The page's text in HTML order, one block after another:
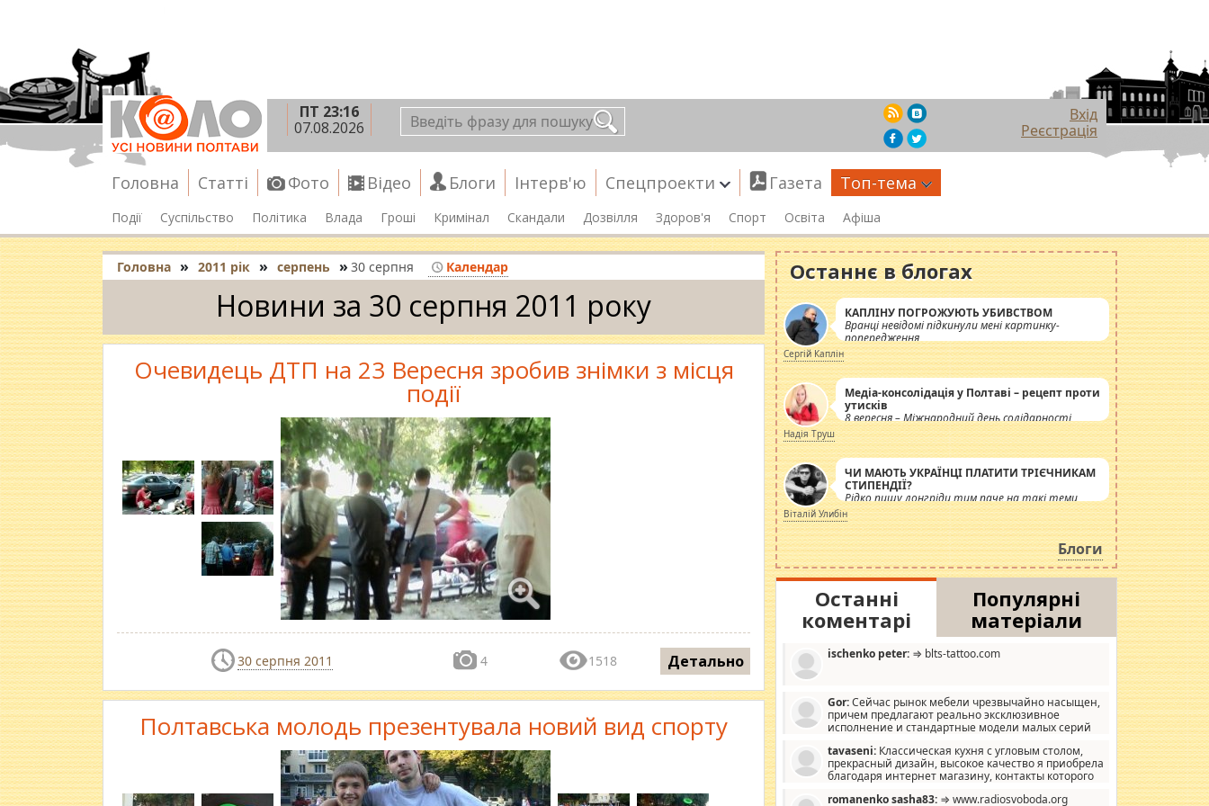
ПТ 23:16
07.08.2026
Вхід
Реєстрація
Головна Статті Фото Відео Блоги Інтерв'ю Спецпроекти Газета Топ-тема
Події Суспільство Політика Влада Гроші Кримінал Скандали Дозвілля Здоров'я Спорт Освіта Афіша
Головна » 2011 рік » серпень » 30 серпня Календар
Новини за 30 серпня 2011 року
Очевидець ДТП на 23 Вересня зробив знімки з місця
події
30 серпня 2011 4 1518 Детально
Полтавська молодь презентувала новий вид спорту
Останнє в блогах
КАПЛІНУ ПОГРОЖУЮТЬ УБИВСТВОМ
Вранці невідомі підкинули мені картинку-
попередження
Сергій Каплін
Медіа-консолідація у Полтаві – рецепт проти
утисків
8 вересня – Міжнародний день солідарності
журналістів.
Надія Труш
ЧИ МАЮТЬ УКРАЇНЦІ ПЛАТИТИ ТРІЄЧНИКАМ
СТИПЕНДІЇ?
Рідко пишу лонгріди тим паче на такі теми,
але вже просто дістало! Обурюють сьогоднішні
інсенуації навколо стипендіального питання.
Штучно роздувається ще одна соціальна
катастрофа.
Віталій Улибін
Блоги
Останні
коментарі
Популярні
матеріали
ischenko peter: ⇒ blts-tattoo.com
Gor:Сейчас рынок мебели чрезвычайно насыщен,
причем предлагают реально эксклюзивное
исполнение и стандартные модели малых серий
дизайну, мало походит на стандартные формы, в MebelOk,
креативненько и что главное - со вкусом все в порядке,
без ненужных наворотов удорожающих мебель, а это не
tavaseni: Классическая кухня с угловым столом,
прекрасный дизайн, высокое качество я приобрела
благодаря интернет магазину, контакты которого
romanenko sasha83: ⇒ www.radiosvoboda.org